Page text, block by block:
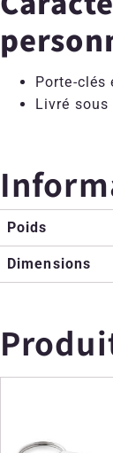
Porte-clés
Livré
Poids
Dimensions